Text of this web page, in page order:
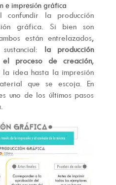
e impresión gráfica
confundir la producción
gráfica. Si bien son
están entrelazados,
la producción
proceso de creación,
idea hasta la impresión
que se escoja. En
uno de los últimos pasos